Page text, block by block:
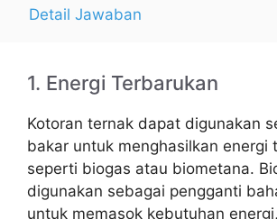
Detail Jawaban
1. Energi Terbarukan
Kotoran ternak dapat digunakan
bakar untuk menghasilkan energi
seperti biogas atau biometana.
digunakan sebagai pengganti
untuk memasok kebutuhan